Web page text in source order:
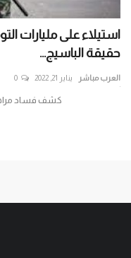
استيلاء على مليارات
حقيقة الباسيج...
العرب مباشر يناير 21, 2022 0
كشف فساد مراهق